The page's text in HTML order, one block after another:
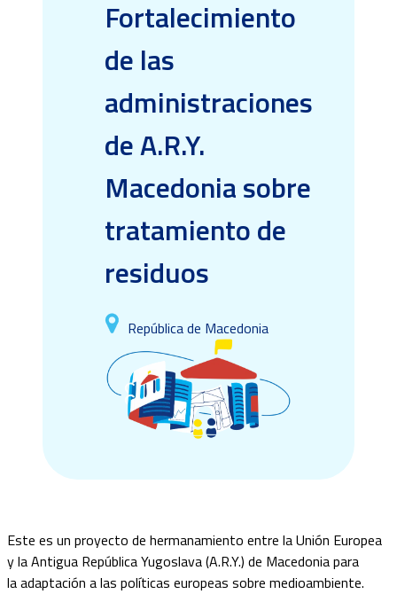
Fortalecimiento
de las
administraciones
de A.R.Y.
Macedonia sobre
tratamiento de
residuos
República de Macedonia
Este es un proyecto de hermanamiento entre la Unión Europea
y la Antigua República Yugoslava (A.R.Y.) de Macedonia para
la adaptación a las políticas europeas sobre medioambiente.